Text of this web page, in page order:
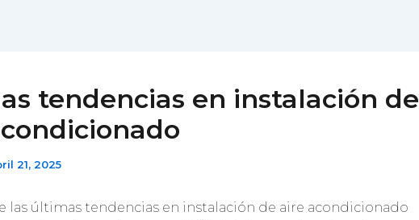
tendencias en instalación de
21, 2025
las últimas tendencias en instalación de aire acondicionado